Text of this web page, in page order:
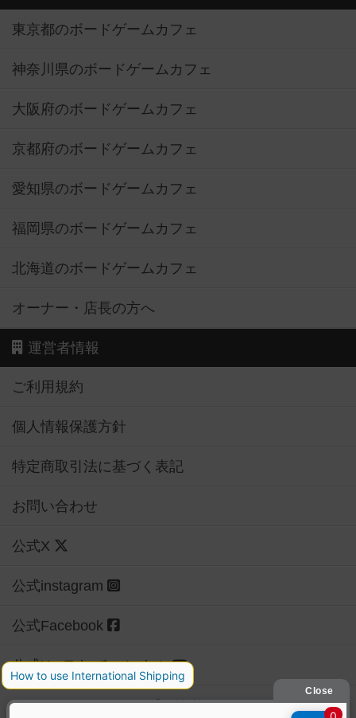
東京都のボードゲームカフェ
神奈川県のボードゲームカフェ
大阪府のボードゲームカフェ
京都府のボードゲームカフェ
愛知県のボードゲームカフェ
福岡県のボードゲームカフェ
北海道のボードゲームカフェ
オーナー・店長の方へ
運営者情報
ご利用規約
個人情報保護方針
特定商取引法に基づく表記
お問い合わせ
公式X
公式instagram
公式Facebook
公式YouTubeチャンネル
Copyright (c)